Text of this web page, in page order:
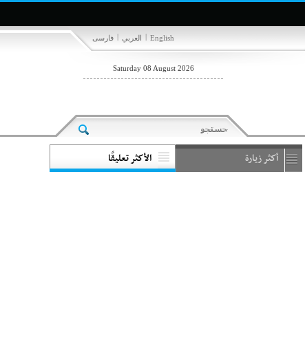
فارسی | العربي | English
Saturday 08 August 2026
أكثر زيارة الأكثر تعليقًا